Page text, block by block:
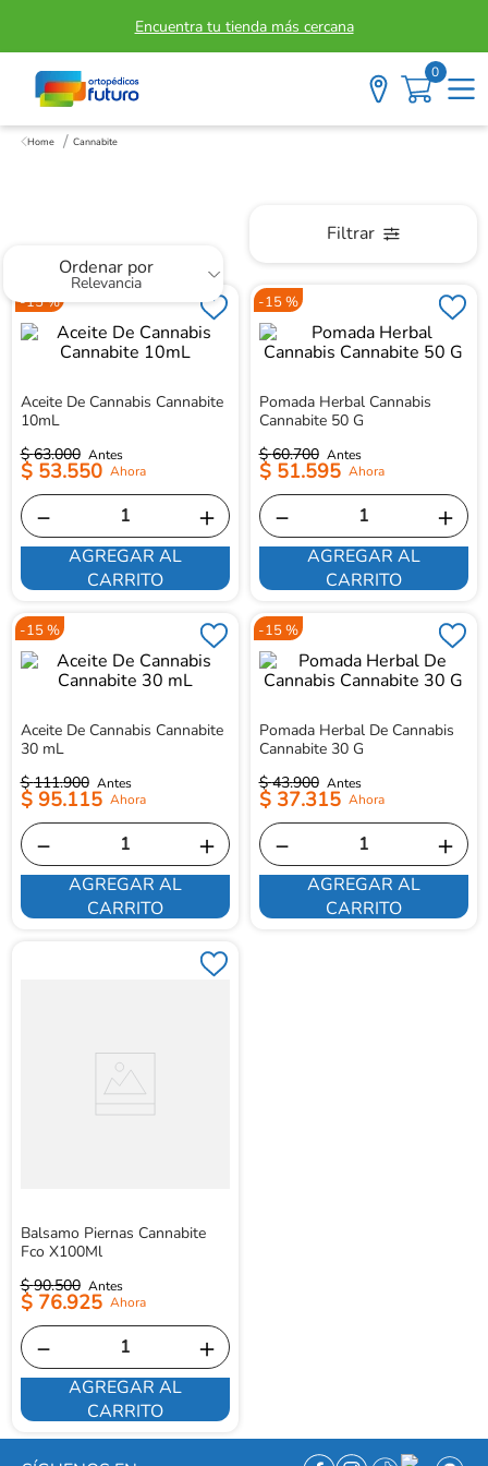
Encuentra tu tienda más cercana
0
Cannabite
Cannabite
Ordenar por
Relevancia
Filtrar
-15 %
Aceite De Cannabis Cannabite
10mL
$ 63.000
$ 53.550
＋
－
AGREGAR AL
CARRITO
-15 %
Pomada Herbal Cannabis
Cannabite 50 G
$ 60.700
$ 51.595
＋
－
AGREGAR AL
CARRITO
-15 %
Aceite De Cannabis Cannabite
30 mL
$ 111.900
$ 95.115
＋
－
AGREGAR AL
CARRITO
-15 %
Pomada Herbal De Cannabis
Cannabite 30 G
$ 43.900
$ 37.315
＋
－
AGREGAR AL
CARRITO
Balsamo Piernas Cannabite
Fco X100Ml
$ 90.500
$ 76.925
＋
－
AGREGAR AL
CARRITO